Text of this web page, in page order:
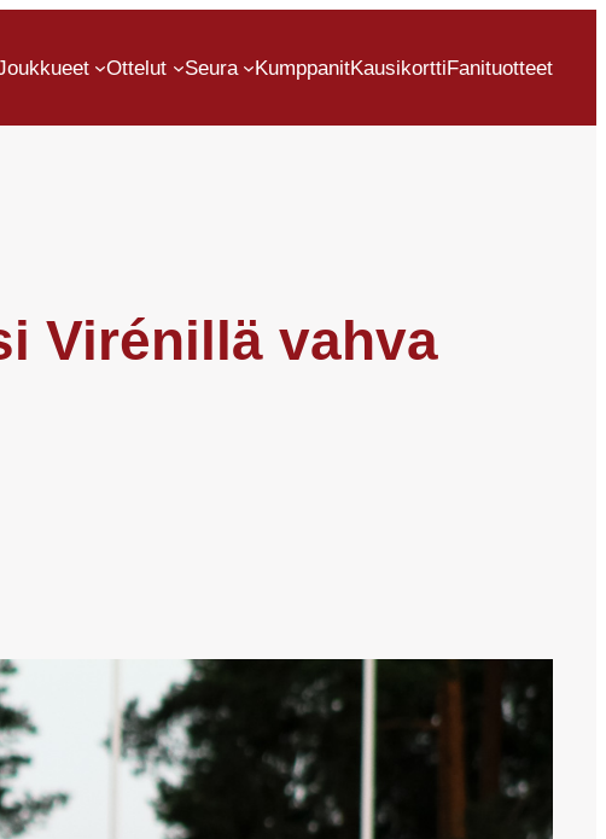
Ottelut Seura KumppanitKausikorttiFanituotteet
Virénillä vahva